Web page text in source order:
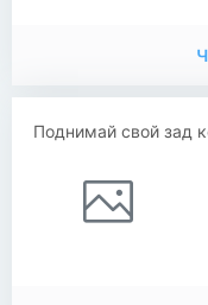
Поднимай свой зад